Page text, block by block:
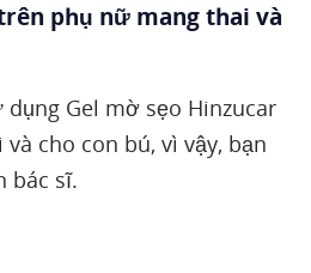
phụ nữ mang thai và
Gel mờ sẹo Hinzucar
cho con bú, vì vậy, bạn
bác sĩ.